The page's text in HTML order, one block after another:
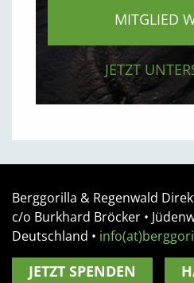
MITGLIED
JETZT
Berggorilla & Regenwald
c/o Burkhard Bröcker •
Deutschland •
JETZT SPENDEN